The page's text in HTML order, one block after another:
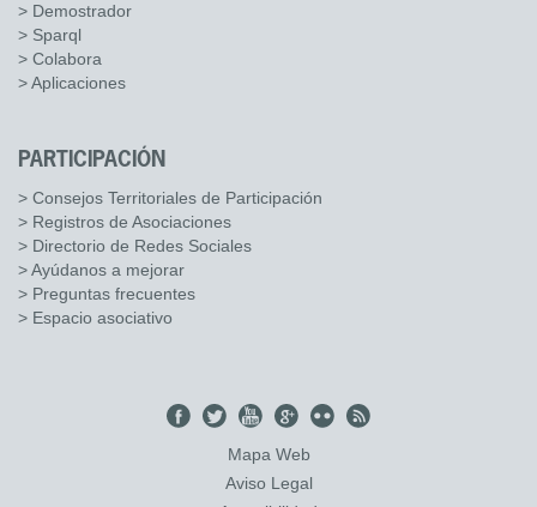
> Demostrador
> Sparql
> Colabora
> Aplicaciones
PARTICIPACIÓN
> Consejos Territoriales de Participación
> Registros de Asociaciones
> Directorio de Redes Sociales
> Ayúdanos a mejorar
> Preguntas frecuentes
> Espacio asociativo
Mapa Web
Aviso Legal